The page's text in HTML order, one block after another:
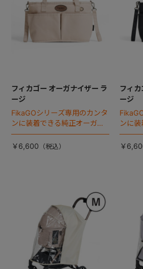
フィカゴー オーガナイザー ラ
ージ
FikaGOシリーズ専用のカンタ
ンに装着できる純正オーガナ
イザー。
￥6,600
フィ
ージ
ンに
イザー
￥